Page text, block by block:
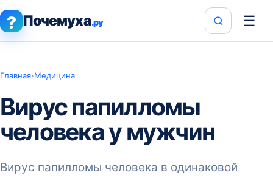
? Почемуха.ру ☰
Главная›Медицина
Вирус папилломы
человека у мужчин
Вирус папилломы человека в одинаковой